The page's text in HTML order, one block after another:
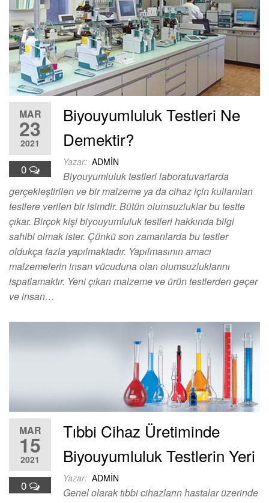
MAR
23
2021
0
Biyouyumluluk Testleri Ne
Demektir?
Yazar: ADMIN
Biyouyumluluk testleri laboratuvarlarda
gerçekleştirilen ve bir malzeme ya da cihaz için kullanılan
testlere verilen bir isimdir. Bütün olumsuzluklar bu testte
çıkar. Birçok kişi biyouyumluluk testleri hakkında bilgi
sahibi olmak ister. Çünkü son zamanlarda bu testler
oldukça fazla yapılmaktadır. Yapılmasının amacı
malzemelerin insan vücuduna olan olumsuzluklarını
ispatlamaktır. Yeni çıkan malzeme ve ürün testlerden geçer
ve insan…
MAR
15
2021
0
Tıbbi Cihaz Üretiminde
Biyouyumluluk Testlerin Yeri
Yazar: ADMIN
Genel olarak tıbbi cihazların hastalar üzerinde